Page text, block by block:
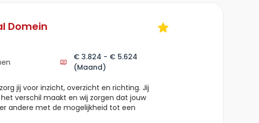
Domein
€ 3.824 - € 5.624
(Maand)
jij voor inzicht, overzicht en richting. Jij
verschil maakt en wij zorgen dat jouw
andere met de mogelijkheid tot een